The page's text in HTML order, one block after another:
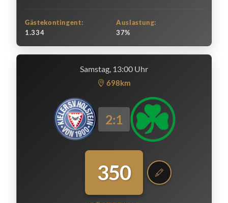
Gästekontingent:
1.334
Auslastung:
37%
Samstag, 13:00 Uhr
698km
2:1
350